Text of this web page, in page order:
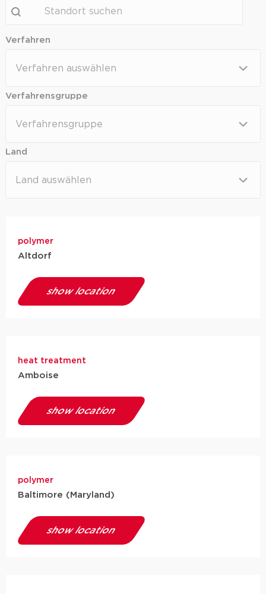
Suche
Verfahren
Verfahren
Verfahrensgruppe
Verfahrensgruppe
Land
Land
polymer
Altdorf
show location
heat treatment
Amboise
show location
polymer
Baltimore (Maryland)
show location